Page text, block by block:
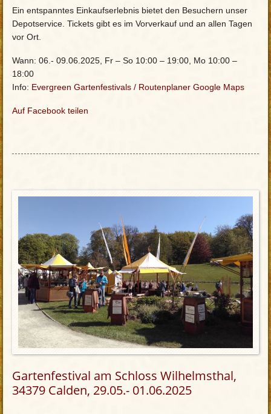
Ein entspanntes Einkaufserlebnis bietet den Besuchern unser
Depotservice. Tickets gibt es im Vorverkauf und an allen Tagen
vor Ort.
Wann: 06.- 09.06.2025, Fr – So 10:00 – 19:00, Mo 10:00 –
18:00
Info: Evergreen Gartenfestivals / Routenplaner Google Maps
Auf Facebook teilen
Gartenfestival am Schloss Wilhelmsthal,
34379 Calden, 29.05.- 01.06.2025